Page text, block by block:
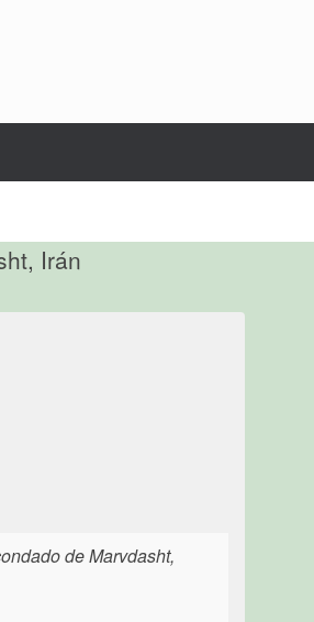
Irán
de Marvdasht,